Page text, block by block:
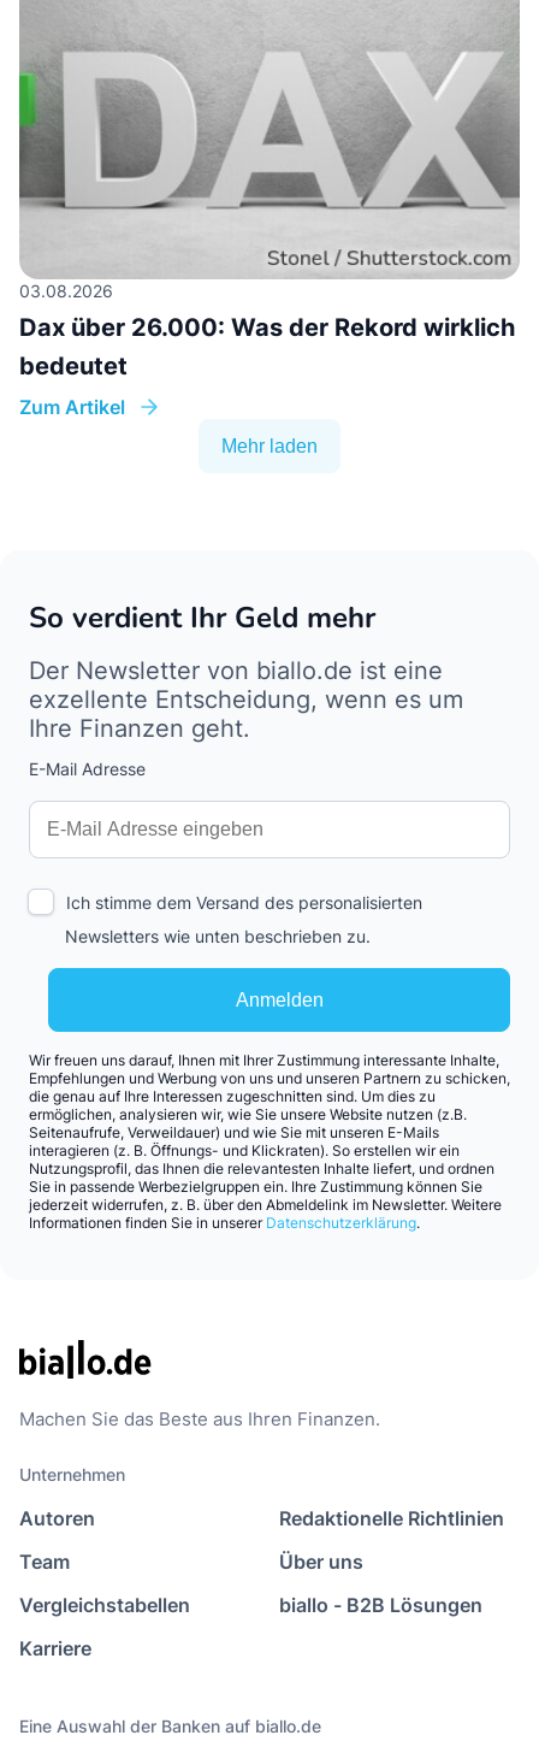
03.08.2026
Dax über 26.000: Was der Rekord wirklich
bedeutet
Zum Artikel
Mehr laden
So verdient Ihr Geld mehr
Der Newsletter von biallo.de ist eine
exzellente Entscheidung, wenn es um
Ihre Finanzen geht.
E-Mail Adresse
Interests
Amount
Anmelden
Ich stimme dem Versand des personalisierten
Newsletters wie unten beschrieben zu.
Wir freuen uns darauf, Ihnen mit Ihrer Zustimmung interessante Inhalte,
Empfehlungen und Werbung von uns und unseren Partnern zu schicken,
die genau auf Ihre Interessen zugeschnitten sind. Um dies zu
ermöglichen, analysieren wir, wie Sie unsere Website nutzen (z.B.
Seitenaufrufe, Verweildauer) und wie Sie mit unseren E-Mails
interagieren (z. B. Öffnungs- und Klickraten). So erstellen wir ein
Nutzungsprofil, das Ihnen die relevantesten Inhalte liefert, und ordnen
Sie in passende Werbezielgruppen ein. Ihre Zustimmung können Sie
jederzeit widerrufen, z. B. über den Abmeldelink im Newsletter. Weitere
Informationen finden Sie in unserer Datenschutzerklärung.
Machen Sie das Beste aus Ihren Finanzen.
Unternehmen
Autoren
Team
Vergleichstabellen
Karriere
Redaktionelle Richtlinien
Über uns
biallo - B2B Lösungen
Eine Auswahl der Banken auf biallo.de